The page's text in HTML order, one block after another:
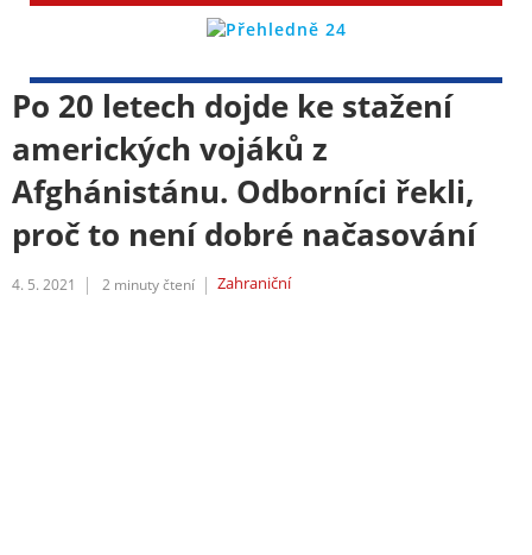
Po 20 letech dojde ke stažení
amerických vojáků z
Afghánistánu. Odborníci řekli,
proč to není dobré načasování
4. 5. 2021 2 minuty čtení Zahraniční